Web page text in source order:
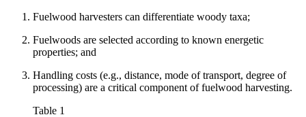
Fuelwood harvesters can differentiate woody taxa;
Fuelwoods are selected according to known energetic
properties; and
Handling costs (e.g., distance, mode of transport, degree of
processing) are a critical component of fuelwood harvesting.
Table 1